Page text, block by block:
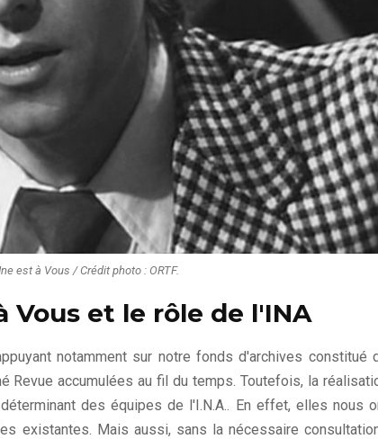
est à Vous / Crédit photo : ORTF.
Vous et le rôle de l'INA
notamment sur notre fonds d'archives constitué
Revue accumulées au fil du temps. Toutefois, la
des équipes de l'I.N.A.. En effet, elles nous
existantes. Mais aussi, sans la nécessaire